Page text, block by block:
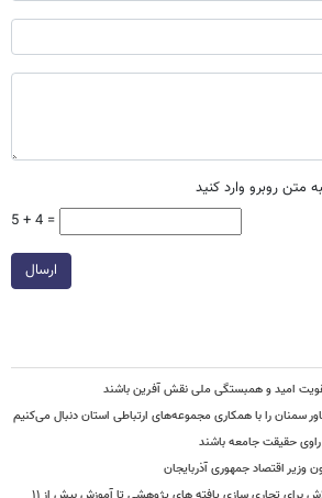
متن روبرو وارد کنید
5 + 4 =
ارسال
تقویت امید و همبستگی ملی نقش‌ آفرین باشند
سمنان را با همکاری مجموعه‌های ارتباطی استان دنبال می‌کنیم
راوی حقیقت جامعه باشند
وزیر اقتصاد جمهوری آذربایجان